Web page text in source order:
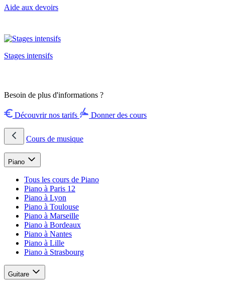
Aide aux devoirs
Stages intensifs
Besoin de plus d'informations ?
Découvrir nos tarifs Donner des cours
Cours de musique
Piano
Tous les cours de Piano
Piano à Paris 12
Piano à Lyon
Piano à Toulouse
Piano à Marseille
Piano à Bordeaux
Piano à Nantes
Piano à Lille
Piano à Strasbourg
Guitare